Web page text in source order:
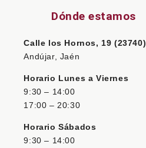
Dónde estamos
Calle los Hornos, 19 (23740)
Andújar, Jaén
Horario Lunes a Viernes
9:30 – 14:00
17:00 – 20:30
Horario Sábados
9:30 – 14:00